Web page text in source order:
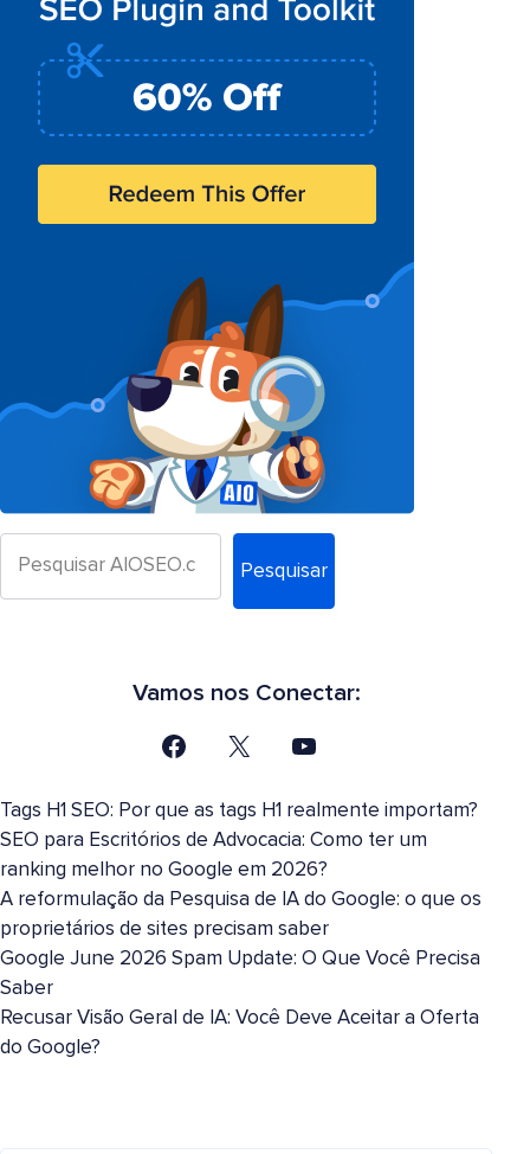
Pesquisar
Vamos nos Conectar:
Tags H1 SEO: Por que as tags H1 realmente importam?
SEO para Escritórios de Advocacia: Como ter um
ranking melhor no Google em 2026?
A reformulação da Pesquisa de IA do Google: o que os
proprietários de sites precisam saber
Google June 2026 Spam Update: O Que Você Precisa
Saber
Recusar Visão Geral de IA: Você Deve Aceitar a Oferta
do Google?